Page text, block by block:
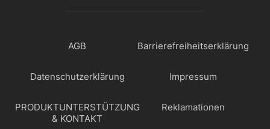
AGB Barrierefreiheitserklärung
Datenschutzerklärung Impressum
PRODUKTUNTERSTÜTZUNG
& KONTAKT
Reklamationen